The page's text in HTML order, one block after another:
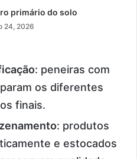
primário do solo
24, 2026
: peneiras com
os diferentes
finais.
: produtos
e estocados